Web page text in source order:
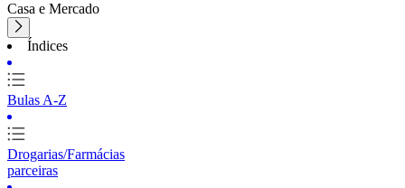
Casa e Mercado
Índices
Bulas A-Z
Drogarias/Farmácias
parceiras